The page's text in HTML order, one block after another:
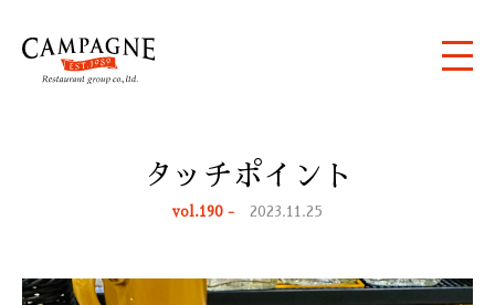
タッチポイント
vol.190 - 2023.11.25